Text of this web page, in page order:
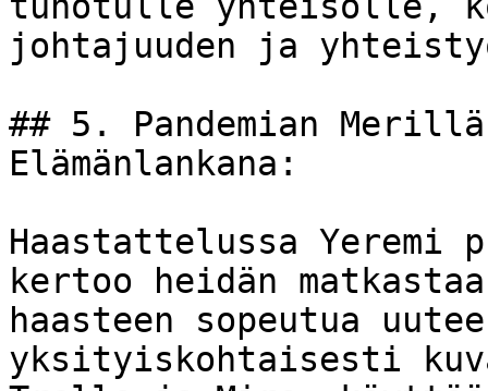
johtajuuden ja
## 5. Pandemian
Elämänlankana:
Haastattelussa Yeremi
kertoo heidän
haasteen sopeutua
yksityiskohtaisesti